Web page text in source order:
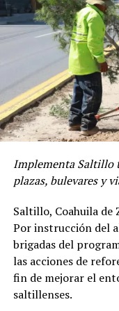
Algunos de los
chocolatería, corte
maquillaje,
cartonería,
entre otros.
Luly López
para que las y los
oportunidad de
En este centro,
se llevaron a cabo
manualidades,
corte y confección.
Cabe destacar que
Implementa Saltillo
plazas, bulevares y
Saltillo, Coahuila de
Por instrucción del
brigadas del
las acciones de
fin de mejorar el
saltillenses.